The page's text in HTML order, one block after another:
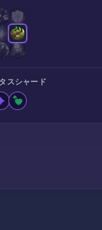
スシャード